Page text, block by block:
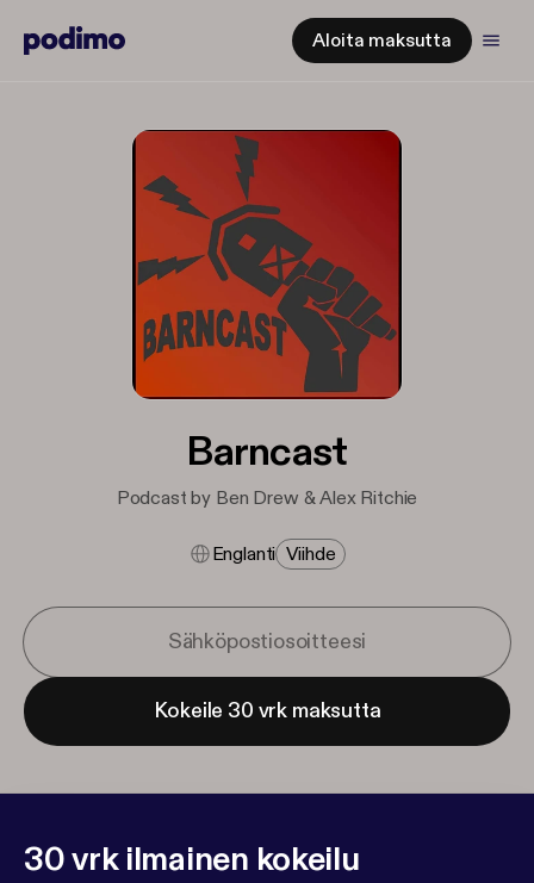
Aloita maksutta
Barncast
Podcast by Ben Drew & Alex Ritchie
Englanti Viihde
Kokeile 30 vrk maksutta
30 vrk ilmainen kokeilu